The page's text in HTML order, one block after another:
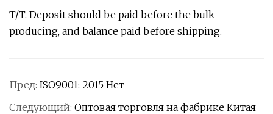
T/T. Deposit should be paid before the bulk
producing, and balance paid before shipping.
Пред: ISO9001: 2015 Нет
Следующий: Оптовая торговля на фабрике Китая